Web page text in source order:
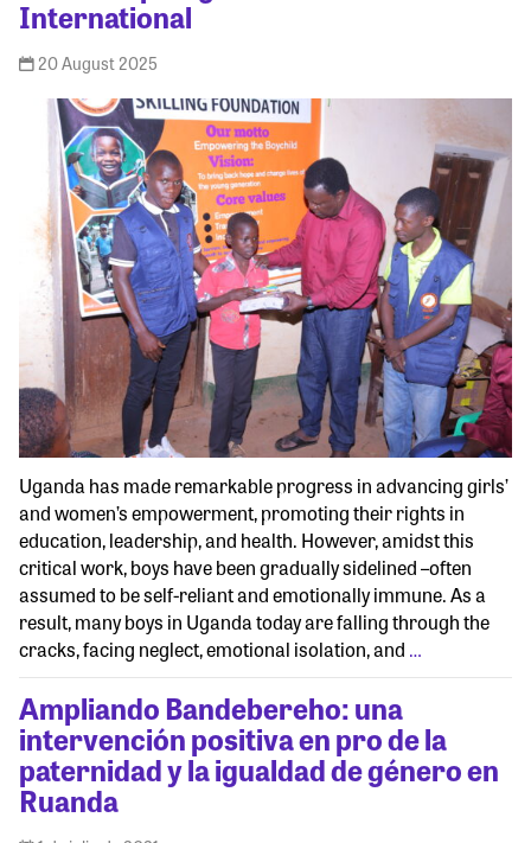
International
20 August 2025
Uganda has made remarkable progress in advancing girls’
and women’s empowerment, promoting their rights in
education, leadership, and health. However, amidst this
critical work, boys have been gradually sidelined –often
assumed to be self-reliant and emotionally immune. As a
result, many boys in Uganda today are falling through the
cracks, facing neglect, emotional isolation, and …
Ampliando Bandebereho: una
intervención positiva en pro de la
paternidad y la igualdad de género en
Ruanda